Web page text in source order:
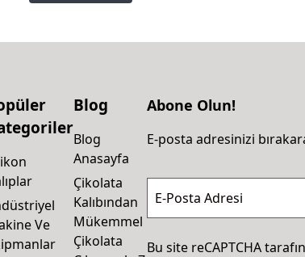
Ve
Blog
Blog
Anasayfa
Çikolata
Kalıbından
Mükemmel
Çikolata
Abone Olun!
E-posta adresinizi
E-Posta Adresi
Bu site reCAPTCHA